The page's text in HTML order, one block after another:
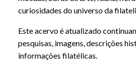
curiosidades do universo da
Este acervo é atualizado
pesquisas, imagens, descrições
informações filatélicas.